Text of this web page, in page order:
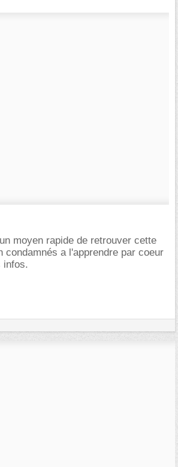
moyen rapide de retrouver cette
condamnés a l'apprendre par coeur
infos.